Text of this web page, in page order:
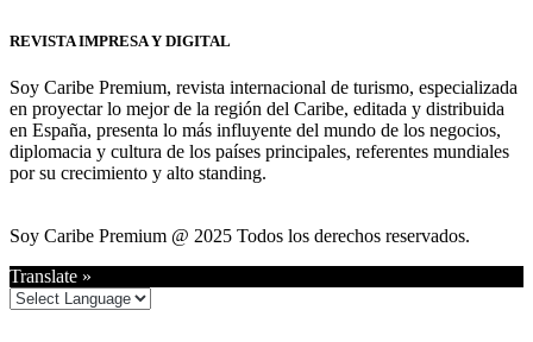
REVISTA IMPRESA Y DIGITAL
Soy Caribe Premium, revista internacional de turismo, especializada
en proyectar lo mejor de la región del Caribe, editada y distribuida
en España, presenta lo más influyente del mundo de los negocios,
diplomacia y cultura de los países principales, referentes mundiales
por su crecimiento y alto standing.
Soy Caribe Premium @ 2025 Todos los derechos reservados.
Translate »